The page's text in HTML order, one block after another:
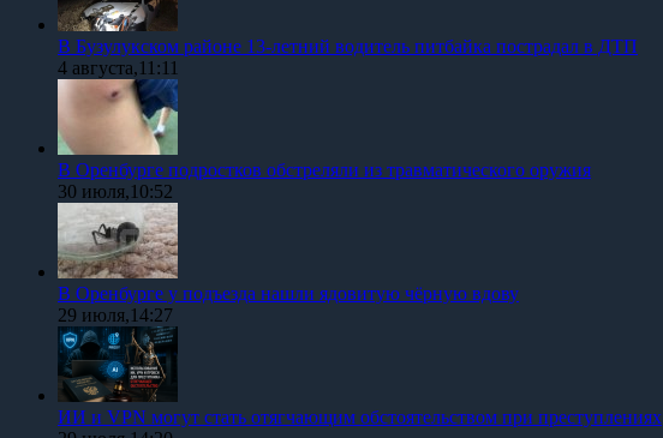
В Бузулукском районе 13-летний водитель питбайка пострадал в ДТП
4 августа,11:11
В Оренбурге подростков обстреляли из травматического оружия
30 июля,10:52
В Оренбурге у подъезда нашли ядовитую чёрную вдову
29 июля,14:27
ИИ и VPN могут стать отягчающим обстоятельством при преступлениях